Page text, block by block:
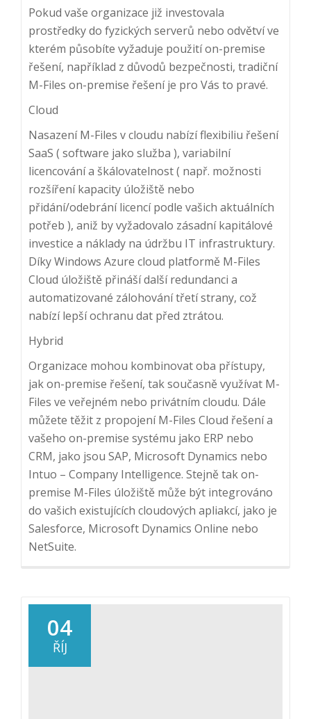
Pokud vaše organizace již investovala
prostředky do fyzických serverů nebo odvětví ve
kterém působíte vyžaduje použití on-premise
řešení, například z důvodů bezpečnosti, tradiční
M-Files on-premise řešení je pro Vás to pravé.
Cloud
Nasazení M-Files v cloudu nabízí flexibiliu řešení
SaaS ( software jako služba ), variabilní
licencování a škálovatelnost ( např. možnosti
rozšíření kapacity úložiště nebo
přidání/odebrání licencí podle vašich aktuálních
potřeb ), aniž by vyžadovalo zásadní kapitálové
investice a náklady na údržbu IT infrastruktury.
Díky Windows Azure cloud platformě M-Files
Cloud úložiště přináší další redundanci a
automatizované zálohování třetí strany, což
nabízí lepší ochranu dat před ztrátou.
Hybrid
Organizace mohou kombinovat oba přístupy,
jak on-premise řešení, tak současně využívat M-
Files ve veřejném nebo privátním cloudu. Dále
můžete těžit z propojení M-Files Cloud řešení a
vašeho on-premise systému jako ERP nebo
CRM, jako jsou SAP, Microsoft Dynamics nebo
Intuo – Company Intelligence. Stejně tak on-
premise M-Files úložiště může být integrováno
do vašich existujících cloudových apliakcí, jako je
Salesforce, Microsoft Dynamics Online nebo
NetSuite.
04
ŘÍJ